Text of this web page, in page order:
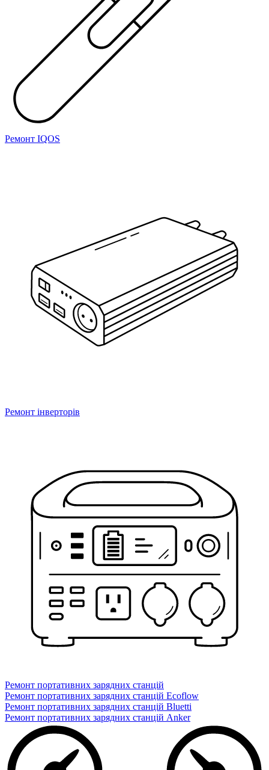
Ремонт IQOS
Ремонт інверторів
Ремонт портативних зарядних станцій
Ремонт портативних зарядних станцій Ecoflow
Ремонт портативних зарядних станцій Bluetti
Ремонт портативних зарядних станцій Anker